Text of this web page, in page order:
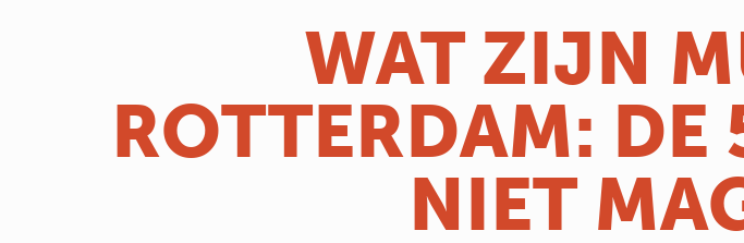
WAT ZIJN
ROTTERDAM: DE
NIET